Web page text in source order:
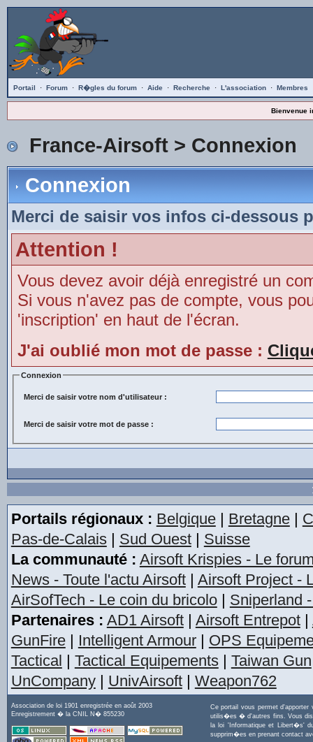
Portail · Forum · R�gles du forum · Aide · Recherche · L'association · Membres
Bienvenue
France-Airsoft> Connexion
Connexion
Merci de saisir vos infos ci-dessous
Attention !
Vous devez avoir déjà enregistré un
Si vous n'avez pas de compte, vous
'inscription' en haut de l'écran.
J'ai oublié mon mot de passe :
Connexion
Merci de saisir votre nom d'utilisateur :
Merci de saisir votre mot de passe :
Portails régionaux : Belgique| Bretagne|
Pas-de-Calais| Sud Ouest| Suisse
La communauté : Airsoft Krispies - Le
News - Toute l'actu Airsoft| Airsoft Project -
AirSofTech - Le coin du bricolo| Sniperland
Partenaires : AD1 Airsoft| Airsoft Entrepot|
GunFire| Intelligent Armour| OPS
Tactical | Tactical Equipements| Taiwan Gun
UnCompany| UnivAirsoft| Weapon762
Association de loi 1901 enregistrée en août 2003
Enregistrement � la CNIL N� 855230
Ce portail vous permet
utilis�es � d'autres fins. Vous
la loi 'Informatique et Libert�s'
supprim�es en prenant contact